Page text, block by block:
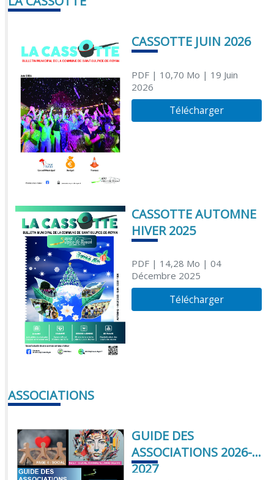
CASSOTTE JUIN 2026
PDF| 10,70 Mo | 19 Juin
2026
Télécharger
CASSOTTE AUTOMNE
HIVER 2025
PDF| 14,28 Mo | 04
Décembre 2025
Télécharger
ASSOCIATIONS
GUIDE DES
ASSOCIATIONS 2026-
2027